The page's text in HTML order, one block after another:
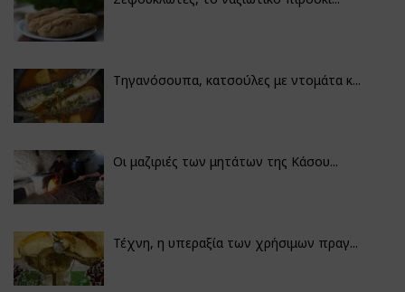
Τηγανόσουπα, κατσούλες με ντομάτα κ...
Οι μαζιριές των μητάτων της Κάσου...
Τέχνη, η υπεραξία των χρήσιμων πραγ...